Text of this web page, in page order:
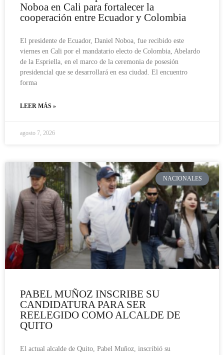
Noboa en Cali para fortalecer la
cooperación entre Ecuador y Colombia
El presidente de Ecuador, Daniel Noboa, fue recibido este
viernes en Cali por el mandatario electo de Colombia, Abelardo
de la Espriella, en el marco de la ceremonia de posesión
presidencial que se desarrollará en esa ciudad. El encuentro
forma
LEER MÁS »
agosto 7, 2026
NACIONALES
PABEL MUÑOZ INSCRIBE SU
CANDIDATURA PARA SER
REELEGIDO COMO ALCALDE DE
QUITO
El actual alcalde de Quito, Pabel Muñoz, inscribió su